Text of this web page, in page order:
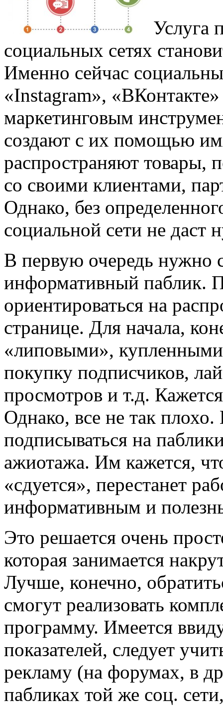
Услуга
социальных сетях
Именно сейчас
«Instagram»,
маркетинговым
создают с их помощью
распространяют товары,
со своими клиентами,
Однако, без
социальной сети не даст
В первую очередь нужно
информативный паблик.
ориентироваться на
странице. Для начала,
«липовыми», купленными
покупку подписчиков,
просмотров и т.д.
Однако, все не так
подписываться на
ажиотажа. Им кажется,
«сдуется», перестанет
информативным и
Это решается очень
которая занимается
Лучше, конечно,
смогут реализовать
программу. Имеется
показателей, следует
рекламу (на форумах, в
пабликах той же соц.